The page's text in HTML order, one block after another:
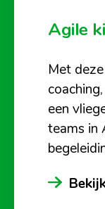
Agile
Met
een
teams in